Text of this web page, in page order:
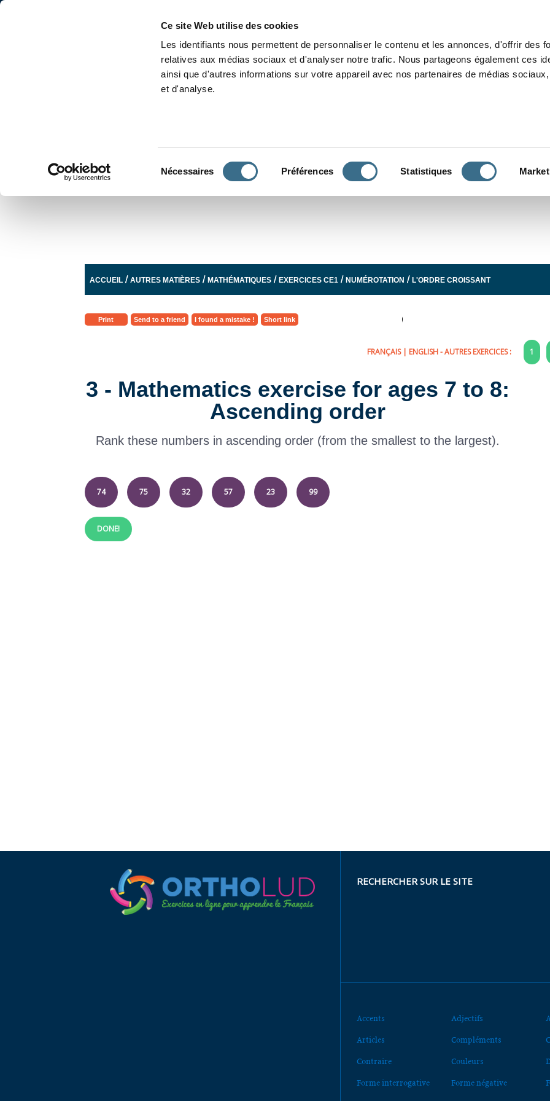
Ce site Web utilise des cookies
Les identifiants nous permettent de personnaliser le contenu et les annonces, d'offrir des
relatives aux médias sociaux et d'analyser notre trafic. Nous partageons également ces
ainsi que d'autres informations sur votre appareil avec nos partenaires de médias
et d'analyse.
Nécessaires Préférences Statistiques
ACCUEIL /AUTRES MATIÈRES /MATHÉMATIQUES /EXERCICES CE1 /NUMÉROTATION /L'ORDRE CROISSANT
Print Send to a friend I found a mistake ! Short link
FRANÇAIS| ENGLISH- AUTRES EXERCICES : 1
3 - Mathematics exercise for ages 7 to 8:
Ascending order
Rank these numbers in ascending order (from the smallest to the largest).
74 75 32 57 23 99
DONE!
RECHERCHER SUR LE SITE
Accents Adjectifs
Articles Compléments
Contraire Couleurs
Forme interrogative Forme négative